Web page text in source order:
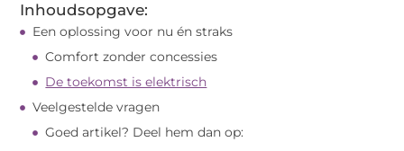
Inhoudsopgave:
Een oplossing voor nu én straks
Comfort zonder concessies
De toekomst is elektrisch
Veelgestelde vragen
Goed artikel? Deel hem dan op: